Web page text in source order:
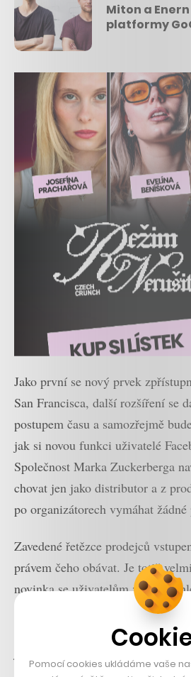
Miton a
platformy
Jako první se nový prvek
San Francisca, další rozšíření se
postupem času a samozřejmě
jak si novou funkci uživatelé
Společnost Marka Zuckerberga
chovat jen jako distributor a z
po organizátorech vymáhat žádné
Zavedené řetězce prodejců
právem čeho obávat. Je totiž
novinka se uživatelům zalíbí
proto, že drtivá většina
svou účast potvrzuje pomocí
Pomocí cookies ukládáme vaše